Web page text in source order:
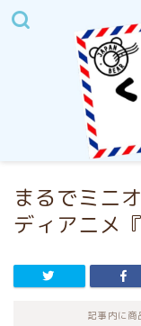
まるでミニ
ディアニメ
記事内に商